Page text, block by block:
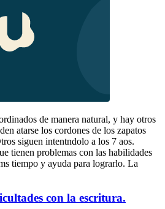
de manera natural, y hay otros
atarse los cordones de los zapatos
siguen intentndolo a los 7 aos.
tienen problemas con las habilidades
tiempo y ayuda para lograrlo. La
con la escritura.